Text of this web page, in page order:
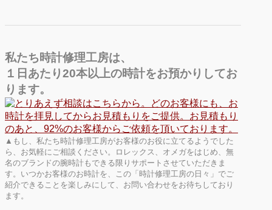
私たち時計修理工房は、
１日あたり20本以上の時計をお預かりしてお
ります。
▲もし、私たち時計修理工房がお客様のお役に立てるようでした
ら、お気軽にご相談ください。ロレックス、オメガをはじめ、無
名のブランドの腕時計もできる限りサポートさせていただきま
す。いつかお客様のお時計を、この「時計修理工房の日々」でご
紹介できることを楽しみにして、お問い合わせをお待ちしており
ます。